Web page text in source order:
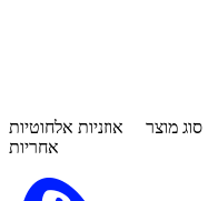
סוג מוצר אוזניות אלחוטיות
אחריות